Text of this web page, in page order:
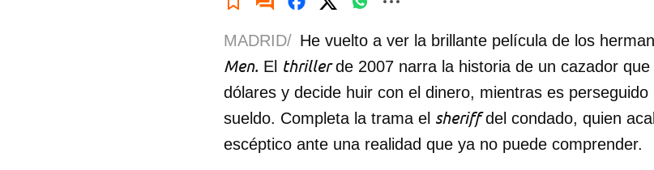
MADRID/ He vuelto a ver la brillante película de los
Men. El thrillerde 2007 narra la historia de un cazador
dólares y decide huir con el dinero, mientras es
sueldo. Completa la trama el sheriffdel condado, quien
escéptico ante una realidad que ya no puede comprender.